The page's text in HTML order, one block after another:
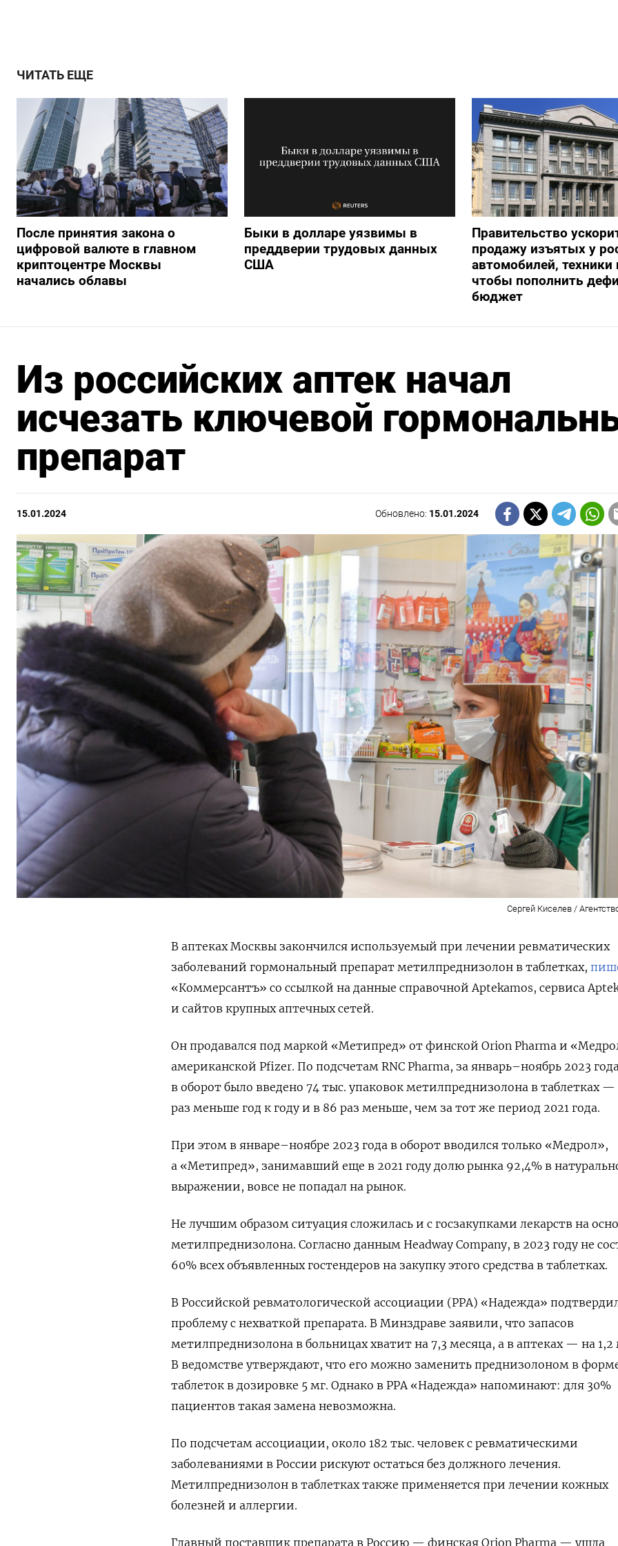
ЧИТАТЬ ЕЩЕ
После принятия закона о
цифровой валюте в главном
криптоцентре Москвы
начались облавы
Быки в долларе уязвимы в
преддверии трудовых данных
США
Правительство
продажу изъятых у
автомобилей,
чтобы пополнить
бюджет
Из российских аптек начал
исчезать ключевой
препарат
15.01.2024 Обновлено: 15.01.2024
Сергей Киселев /
В аптеках Москвы закончился используемый при лечении ревматических
заболеваний гормональный препарат метилпреднизолон в таблетках,
«Коммерсантъ» со ссылкой на данные справочной Aptekamos, сервиса
и сайтов крупных аптечных сетей.
Он продавался под маркой «Метипред» от финской Orion Pharma и
американской Pfizer. По подсчетам RNC Pharma, за январь–ноябрь 2023
в оборот было введено 74 тыс. упаковок метилпреднизолона в таблетках —
раз меньше год к году и в 86 раз меньше, чем за тот же период 2021 года.
При этом в январе–ноябре 2023 года в оборот вводился только «Медрол»,
а «Метипред», занимавший еще в 2021 году долю рынка 92,4% в
выражении, вовсе не попадал на рынок.
Не лучшим образом ситуация сложилась и с госзакупками лекарств на
метилпреднизолона. Согласно данным Headway Company, в 2023 году не
60% всех объявленных гостендеров на закупку этого средства в таблетках.
В Российской ревматологической ассоциации (РРА) «Надежда»
проблему с нехваткой препарата. В Минздраве заявили, что запасов
метилпреднизолона в больницах хватит на 7,3 месяца, а в аптеках — на 1,2
В ведомстве утверждают, что его можно заменить преднизолоном в
таблеток в дозировке 5 мг. Однако в РРА «Надежда» напоминают: для 30%
пациентов такая замена невозможна.
По подсчетам ассоциации, около 182 тыс. человек с ревматическими
заболеваниями в России рискуют остаться без должного лечения.
Метилпреднизолон в таблетках также применяется при лечении кожных
болезней и аллергии.
Главный поставщик препарата в Россию — финская Orion Pharma — ушла